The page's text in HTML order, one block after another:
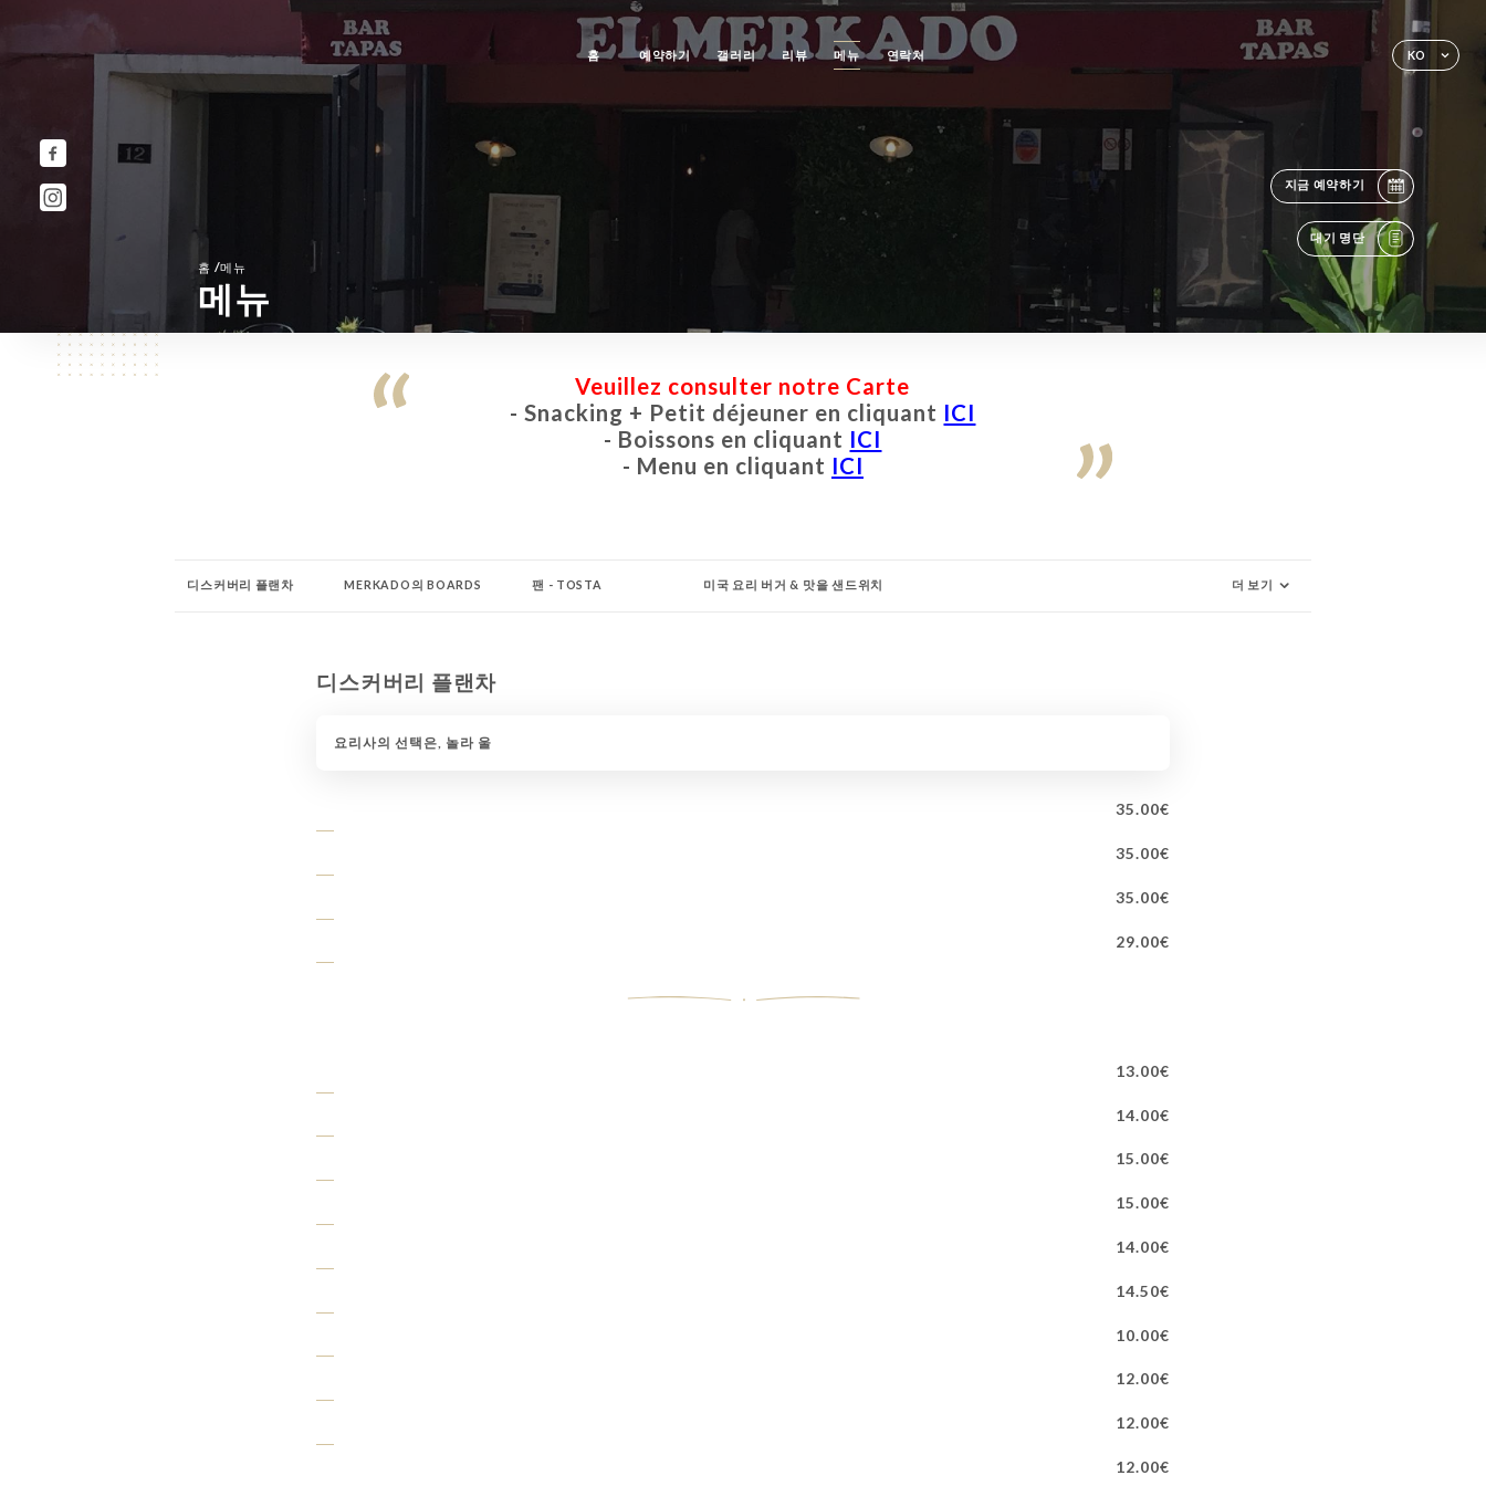
KO
홈 예약하기 갤러리 리뷰 메뉴 연락처
지금 예약하기
대기 명단
홈 /메뉴
메뉴
Veuillez consulter notre Carte
- Snacking + Petit déjeuner en cliquant ICI
- Boissons en cliquant ICI
- Menu en cliquant ICI
디스커버리 플랜차 MERKADO의 BOARDS 팬 - TOSTA 미국 요리 버거 & 맛을 샌드위치
칵테일 우리가 제일 좋아! 칵테일
코너 JOSÉ 코너 서로 다른 우리 SHOTS의 코너
더 보기
디스커버리 플랜차
요리사의 선택은, 놀라 울
35.00€
35.00€
35.00€
29.00€
13.00€
14.00€
15.00€
15.00€
14.00€
14.50€
10.00€
12.00€
12.00€
12.00€